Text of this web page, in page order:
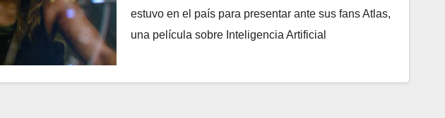
estuvo en el país para presentar ante sus fans Atlas,
una película sobre Inteligencia Artificial